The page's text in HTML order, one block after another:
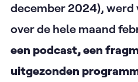
december 2024), werd
over de hele maand
een podcast, een
uitgezonden